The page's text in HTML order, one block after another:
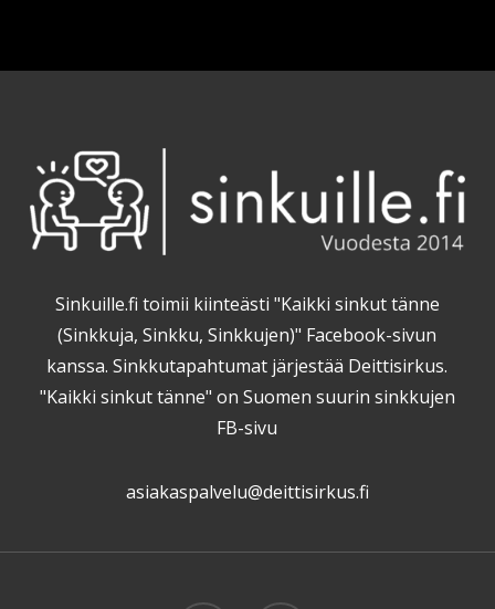
Sinkuille.fi toimii kiinteästi "Kaikki sinkut tänne
(Sinkkuja, Sinkku, Sinkkujen)" Facebook-sivun
kanssa. Sinkkutapahtumat järjestää Deittisirkus.
"Kaikki sinkut tänne" on Suomen suurin sinkkujen
FB-sivu
asiakaspalvelu@deittisirkus.fi